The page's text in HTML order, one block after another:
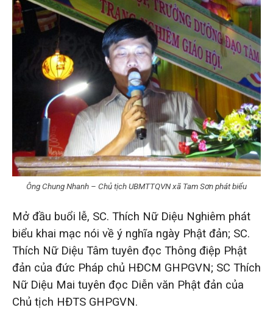
Ông Chung Nhanh – Chủ tịch UBMTTQVN xã Tam Sơn phát biểu
Mở đầu buổi lễ, SC. Thích Nữ Diệu Nghiêm phát
biểu khai mạc nói về ý nghĩa ngày Phật đản; SC.
Thích Nữ Diệu Tâm tuyên đọc Thông điệp Phật
đản của đức Pháp chủ HĐCM GHPGVN; SC Thích
Nữ Diệu Mai tuyên đọc Diễn văn Phật đản của
Chủ tịch HĐTS GHPGVN.